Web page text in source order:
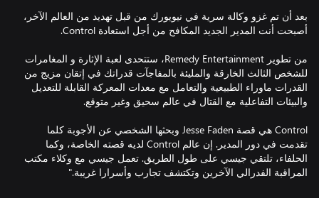
بعد أن تم غزو وكالة سرية في نيويورك من قبل تهديد من العالم الآخر،
من تطوير Remedy Entertainment، ستتحدى لعبة الإثارة و المغامرات
للشخص الثالث الخارقة والمليئة بالمفاجآت قدراتك في إتقان مزيج من
القدرات ماوراء الطبيعية والتعامل مع معدات المعركة القابلة للتعديل
Control هي قصة Jesse Faden وبحثها الشخصي عن الأجوبة كلما
تقدمت في دور المدير. إن عالم Control لديه قصته الخاصة، وكما
الحلفاء، تلتقي جيسي على طول الطريق. تعمل جيسي مع وكلاء مكتب
المراقبة الفدرالي الآخرين وتكتشف تجارب وأسرارا غريبة."